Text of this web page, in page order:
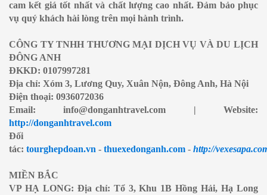
cam kết giá tốt nhất và chất lượng cao nhất. Đảm bảo phục
vụ quý khách hài lòng trên mọi hành trình.
CÔNG TY TNHH THƯƠNG MẠI DỊCH VỤ VÀ DU LỊCH
ĐÔNG ANH
ĐKKD: 0107997281
Địa chỉ: Xóm 3, Lương Quy, Xuân Nộn, Đông Anh, Hà Nội
Điện thoại: 0936072036
Email: info@donganhtravel.com | Website:
http://donganhtravel.com
Đối
tác: tourghepdoan.vn - thuexedonganh.com - http://
MIỀN BẮC
VP HẠ LONG: Địa chỉ: Tổ 3, Khu 1B Hồng Hải, Hạ Long